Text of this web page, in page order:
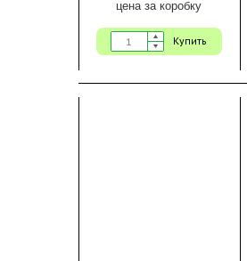
цена за коробку
Купить